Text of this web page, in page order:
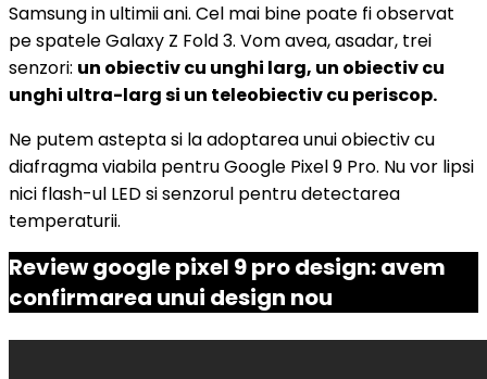
Samsung in ultimii ani. Cel mai bine poate fi observat
pe spatele Galaxy Z Fold 3. Vom avea, asadar, trei
senzori: un obiectiv cu unghi larg, un obiectiv cu
unghi ultra-larg si un teleobiectiv cu periscop.
Ne putem astepta si la adoptarea unui obiectiv cu
diafragma viabila pentru Google Pixel 9 Pro. Nu vor lipsi
nici flash-ul LED si senzorul pentru detectarea
temperaturii.
Review google pixel 9 pro design: avem
confirmarea unui design nou